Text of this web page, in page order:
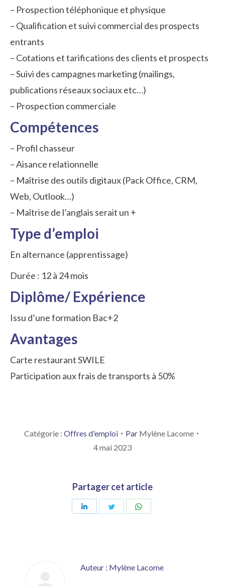
– Prospection téléphonique et physique
– Qualification et suivi commercial des prospects
entrants
– Cotations et tarifications des clients et prospects
– Suivi des campagnes marketing (mailings,
publications réseaux sociaux etc…)
– Prospection commerciale
Compétences
– Profil chasseur
– Aisance relationnelle
– Maîtrise des outils digitaux (Pack Office, CRM,
Web, Outlook…)
– Maîtrise de l’anglais serait un +
Type d’emploi
En alternance (apprentissage)
Durée : 12 à 24 mois
Diplôme/ Expérience
Issu d’une formation Bac+2
Avantages
Carte restaurant SWILE
Participation aux frais de transports à 50%
Catégorie : Offres d'emploi Par Mylène Lacome
4 mai 2023
Partager cet article
Partager Partager
Auteur : Mylène Lacome